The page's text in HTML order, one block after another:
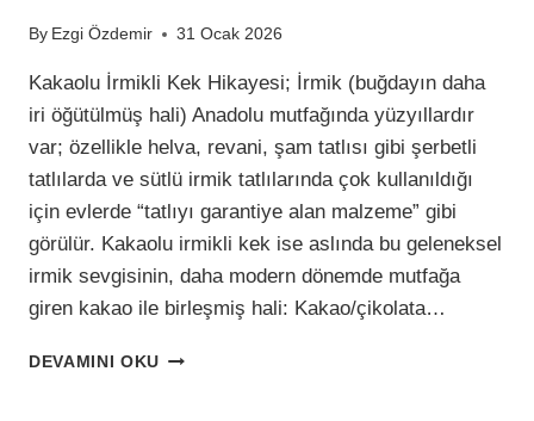
By Ezgi Özdemir 31 Ocak 2026
Kakaolu İrmikli Kek Hikayesi; İrmik (buğdayın daha
iri öğütülmüş hali) Anadolu mutfağında yüzyıllardır
var; özellikle helva, revani, şam tatlısı gibi şerbetli
tatlılarda ve sütlü irmik tatlılarında çok kullanıldığı
için evlerde “tatlıyı garantiye alan malzeme” gibi
görülür. Kakaolu irmikli kek ise aslında bu geleneksel
irmik sevgisinin, daha modern dönemde mutfağa
giren kakao ile birleşmiş hali: Kakao/çikolata…
DEVAMINI OKU İRMIKLI